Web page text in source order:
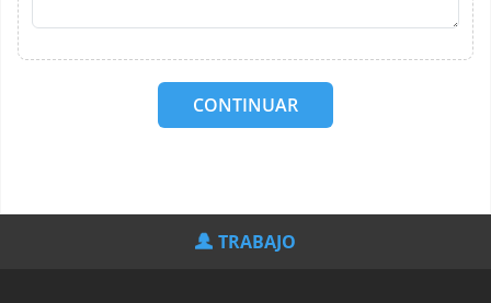
CONTINUAR
TRABAJO